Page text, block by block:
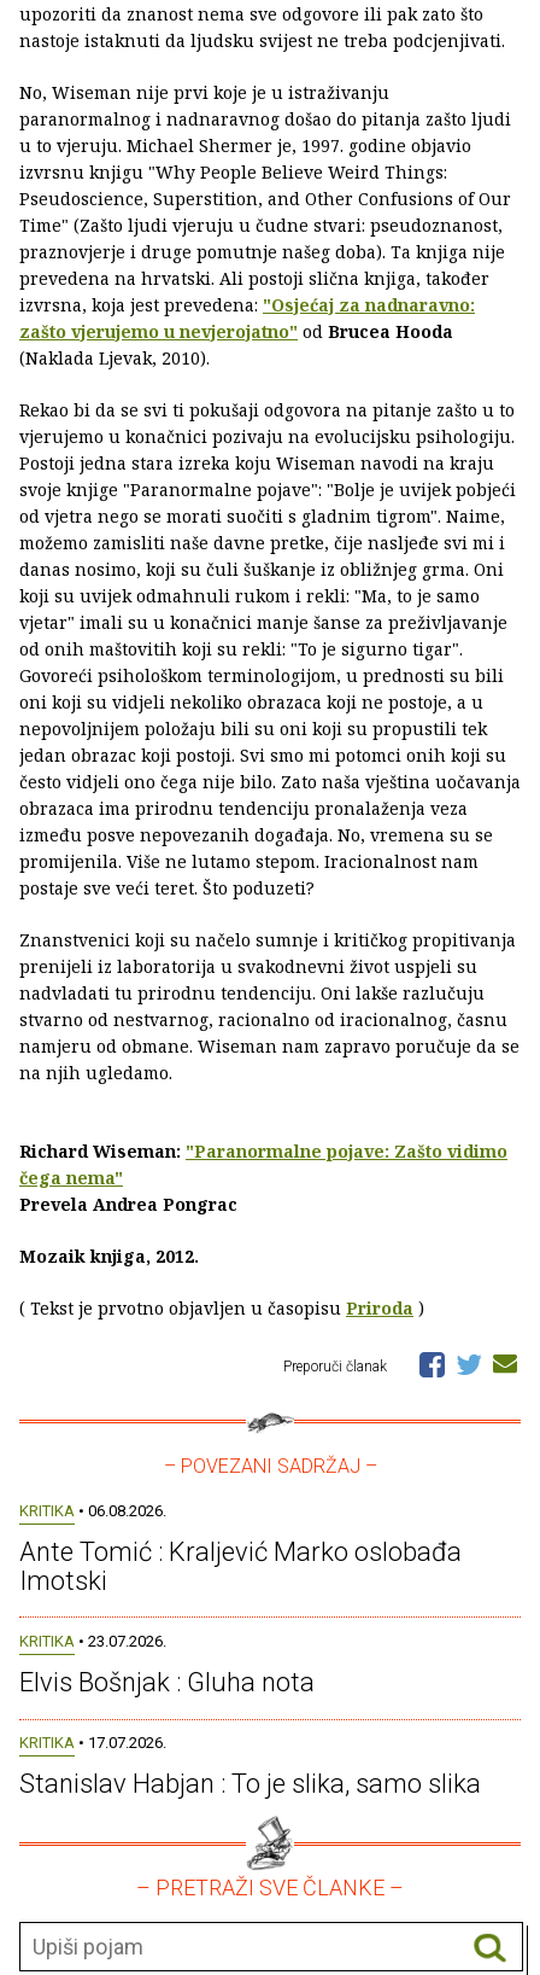
upozoriti da znanost nema sve odgovore ili pak zato što
nastoje istaknuti da ljudsku svijest ne treba podcjenjivati.
No, Wiseman nije prvi koje je u istraživanju
paranormalnog i nadnaravnog došao do pitanja zašto ljudi
u to vjeruju. Michael Shermer je, 1997. godine objavio
izvrsnu knjigu "Why People Believe Weird Things:
Pseudoscience, Superstition, and Other Confusions of Our
Time" (Zašto ljudi vjeruju u čudne stvari: pseudoznanost,
praznovjerje i druge pomutnje našeg doba). Ta knjiga nije
prevedena na hrvatski. Ali postoji slična knjiga, također
izvrsna, koja jest prevedena: "Osjećaj za nadnaravno:
zašto vjerujemo u nevjerojatno" od Brucea Hooda
(Naklada Ljevak, 2010).
Rekao bi da se svi ti pokušaji odgovora na pitanje zašto u to
vjerujemo u konačnici pozivaju na evolucijsku psihologiju.
Postoji jedna stara izreka koju Wiseman navodi na kraju
svoje knjige "Paranormalne pojave": "Bolje je uvijek pobjeći
od vjetra nego se morati suočiti s gladnim tigrom". Naime,
možemo zamisliti naše davne pretke, čije nasljeđe svi mi i
danas nosimo, koji su čuli šuškanje iz obližnjeg grma. Oni
koji su uvijek odmahnuli rukom i rekli: "Ma, to je samo
vjetar" imali su u konačnici manje šanse za preživljavanje
od onih maštovitih koji su rekli: "To je sigurno tigar".
Govoreći psihološkom terminologijom, u prednosti su bili
oni koji su vidjeli nekoliko obrazaca koji ne postoje, a u
nepovoljnijem položaju bili su oni koji su propustili tek
jedan obrazac koji postoji. Svi smo mi potomci onih koji su
često vidjeli ono čega nije bilo. Zato naša vještina uočavanja
obrazaca ima prirodnu tendenciju pronalaženja veza
između posve nepovezanih događaja. No, vremena su se
promijenila. Više ne lutamo stepom. Iracionalnost nam
postaje sve veći teret. Što poduzeti?
Znanstvenici koji su načelo sumnje i kritičkog propitivanja
prenijeli iz laboratorija u svakodnevni život uspjeli su
nadvladati tu prirodnu tendenciju. Oni lakše razlučuju
stvarno od nestvarnog, racionalno od iracionalnog, časnu
namjeru od obmane. Wiseman nam zapravo poručuje da se
na njih ugledamo.
Richard Wiseman: "Paranormalne pojave: Zašto vidimo
čega nema"
Prevela Andrea Pongrac
Mozaik knjiga, 2012.
( Tekst je prvotno objavljen u časopisu Priroda )
Preporuči članak
– POVEZANI SADRŽAJ –
KRITIKA • 06.08.2026.
Ante Tomić : Kraljević Marko oslobađa
Imotski
KRITIKA • 23.07.2026.
Elvis Bošnjak : Gluha nota
KRITIKA • 17.07.2026.
Stanislav Habjan : To je slika, samo slika
– PRETRAŽI SVE ČLANKE –